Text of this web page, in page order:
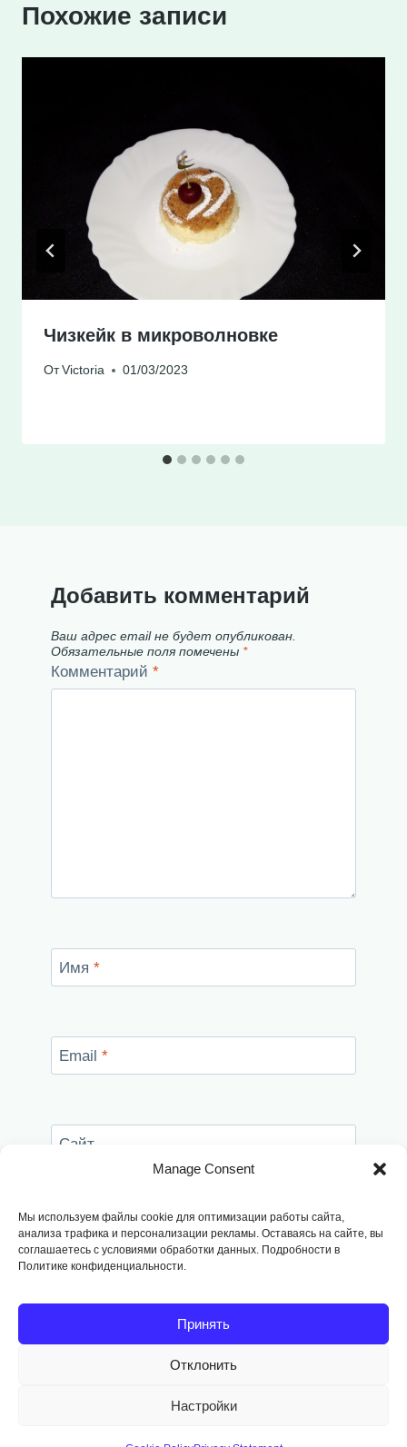
Manage Consent
Мы используем файлы cookie для оптимизации работы сайта,
анализа трафика и персонализации рекламы. Оставаясь на сайте, вы
соглашаетесь с условиями обработки данных. Подробности в
Политике конфиденциальности.
Принять
Отклонить
Настройки
Похожие записи
Чизкейк в микроволновке
От Victoria 01/03/2023
Добавить комментарий
Ваш адрес email не будет опубликован.
Обязательные поля помечены *
Комментарий *
Имя *
Email *
Сайт
этом браузере для последующих моих
комментариев.